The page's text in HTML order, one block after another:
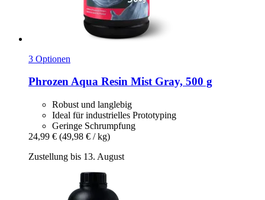
3 Optionen
PhrozenAqua Resin Mist Gray, 500 g
Robust und langlebig
Ideal für industrielles Prototyping
Geringe Schrumpfung
24,99 € (49,98 € / kg)
Zustellung bis 13. August